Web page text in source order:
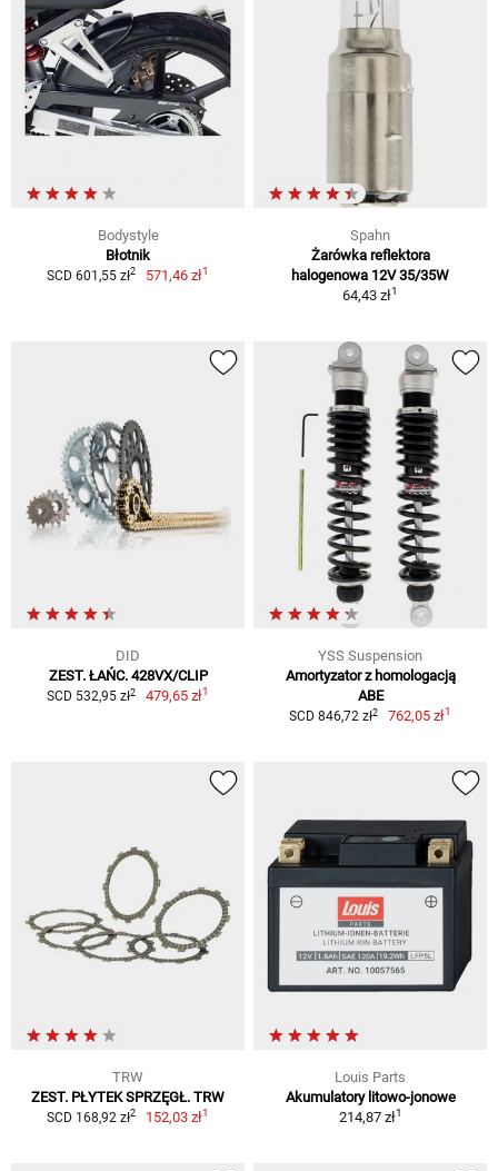
Bodystyle
Błotnik
SCD 601,55 zł2 571,46 zł1
Spahn
Żarówka reflektora
halogenowa 12V 35/35W
64,43 zł1
DID
ZEST. ŁAŃC. 428VX/CLIP
SCD 532,95 zł2 479,65 zł1
YSS Suspension
Amortyzator z homologacją
ABE
SCD 846,72 zł2 762,05 zł1
TRW
ZEST. PŁYTEK SPRZĘGŁ. TRW
SCD 168,92 zł2 152,03 zł1
Louis Parts
Akumulatory litowo-jonowe
214,87 zł1